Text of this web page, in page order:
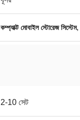
কম্প্যাক্ট মোবাইল স্টোরেজ সিস্টেম,
2-10 সেট